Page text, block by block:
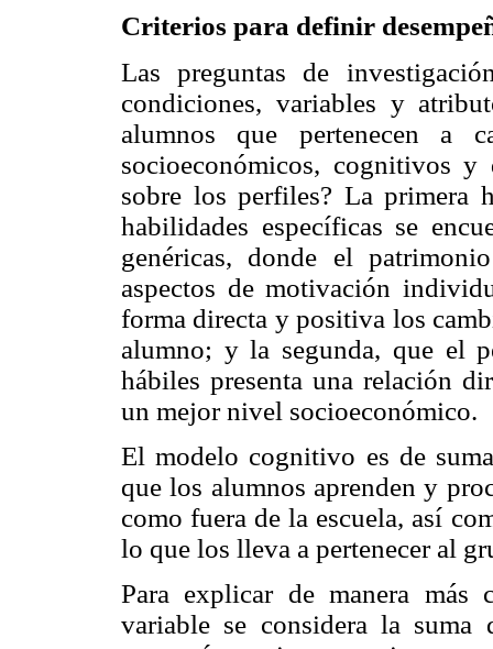
Criterios para definir
Las preguntas de
condiciones, variables y
alumnos que pertenecen a
socioeconómicos, cognitivos y
sobre los perfiles? La primera
habilidades específicas se
genéricas, donde el
aspectos de motivación
forma directa y positiva los
alumno; y la segunda, que el
hábiles presenta una relación
un mejor nivel socioeconómico.
El modelo cognitivo es de
que los alumnos aprenden y
como fuera de la escuela, así
lo que los lleva a pertenecer al
Para explicar de manera más
variable se considera la